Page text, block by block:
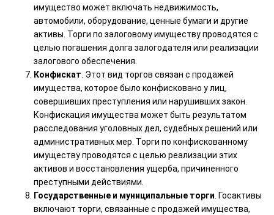
имущество может включать недвижимость,
автомобили, оборудование, ценные бумаги и другие
активы. Торги по залоговому имуществу проводятся с
целью погашения долга залогодателя или реализации
залогового обеспечения.
Конфискат. Этот вид торгов связан с продажей
имущества, которое было конфисковано у лиц,
совершивших преступления или нарушивших закон.
Конфискация имущества может быть результатом
расследования уголовных дел, судебных решений или
административных мер. Торги по конфискованному
имуществу проводятся с целью реализации этих
активов и восстановления ущерба, причиненного
преступными действиями.
Государственные и муниципальные торги. Госактивы
включают торги, связанные с продажей имущества,